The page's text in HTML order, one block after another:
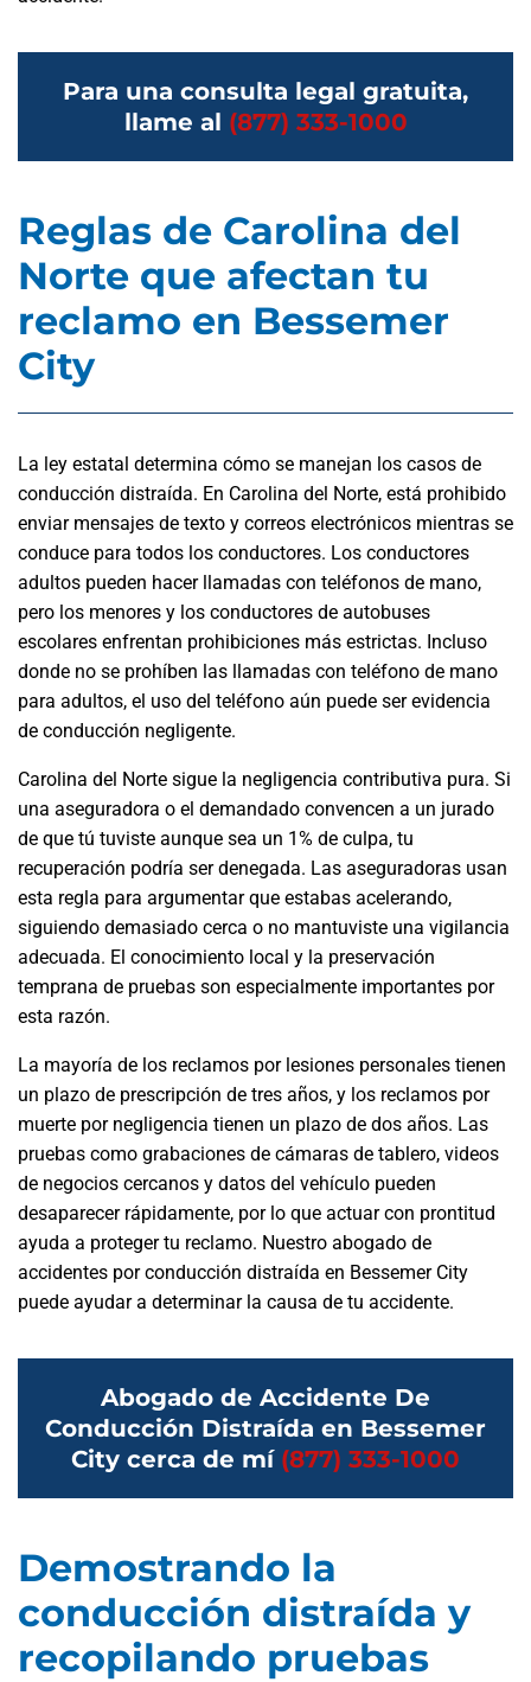
Para una consulta legal gratuita,
llame al (877) 333-1000
Reglas de Carolina del
Norte que afectan tu
reclamo en Bessemer
City
La ley estatal determina cómo se manejan los casos de
conducción distraída. En Carolina del Norte, está prohibido
enviar mensajes de texto y correos electrónicos mientras se
conduce para todos los conductores. Los conductores
adultos pueden hacer llamadas con teléfonos de mano,
pero los menores y los conductores de autobuses
escolares enfrentan prohibiciones más estrictas. Incluso
donde no se prohíben las llamadas con teléfono de mano
para adultos, el uso del teléfono aún puede ser evidencia
de conducción negligente.
Carolina del Norte sigue la negligencia contributiva pura. Si
una aseguradora o el demandado convencen a un jurado
de que tú tuviste aunque sea un 1% de culpa, tu
recuperación podría ser denegada. Las aseguradoras usan
esta regla para argumentar que estabas acelerando,
siguiendo demasiado cerca o no mantuviste una vigilancia
adecuada. El conocimiento local y la preservación
temprana de pruebas son especialmente importantes por
esta razón.
La mayoría de los reclamos por lesiones personales tienen
un plazo de prescripción de tres años, y los reclamos por
muerte por negligencia tienen un plazo de dos años. Las
pruebas como grabaciones de cámaras de tablero, videos
de negocios cercanos y datos del vehículo pueden
desaparecer rápidamente, por lo que actuar con prontitud
ayuda a proteger tu reclamo. Nuestro abogado de
accidentes por conducción distraída en Bessemer City
puede ayudar a determinar la causa de tu accidente.
Abogado de Accidente De
Conducción Distraída en Bessemer
City cerca de mí (877) 333-1000
Demostrando la
conducción distraída y
recopilando pruebas